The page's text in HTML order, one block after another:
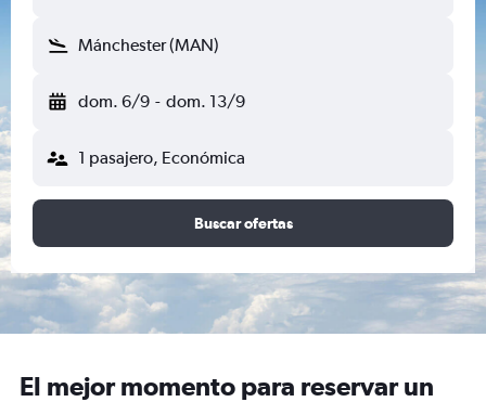
Mánchester (MAN)
dom. 6/9 - dom. 13/9
1 pasajero, Económica
Buscar ofertas
El mejor momento para reservar un